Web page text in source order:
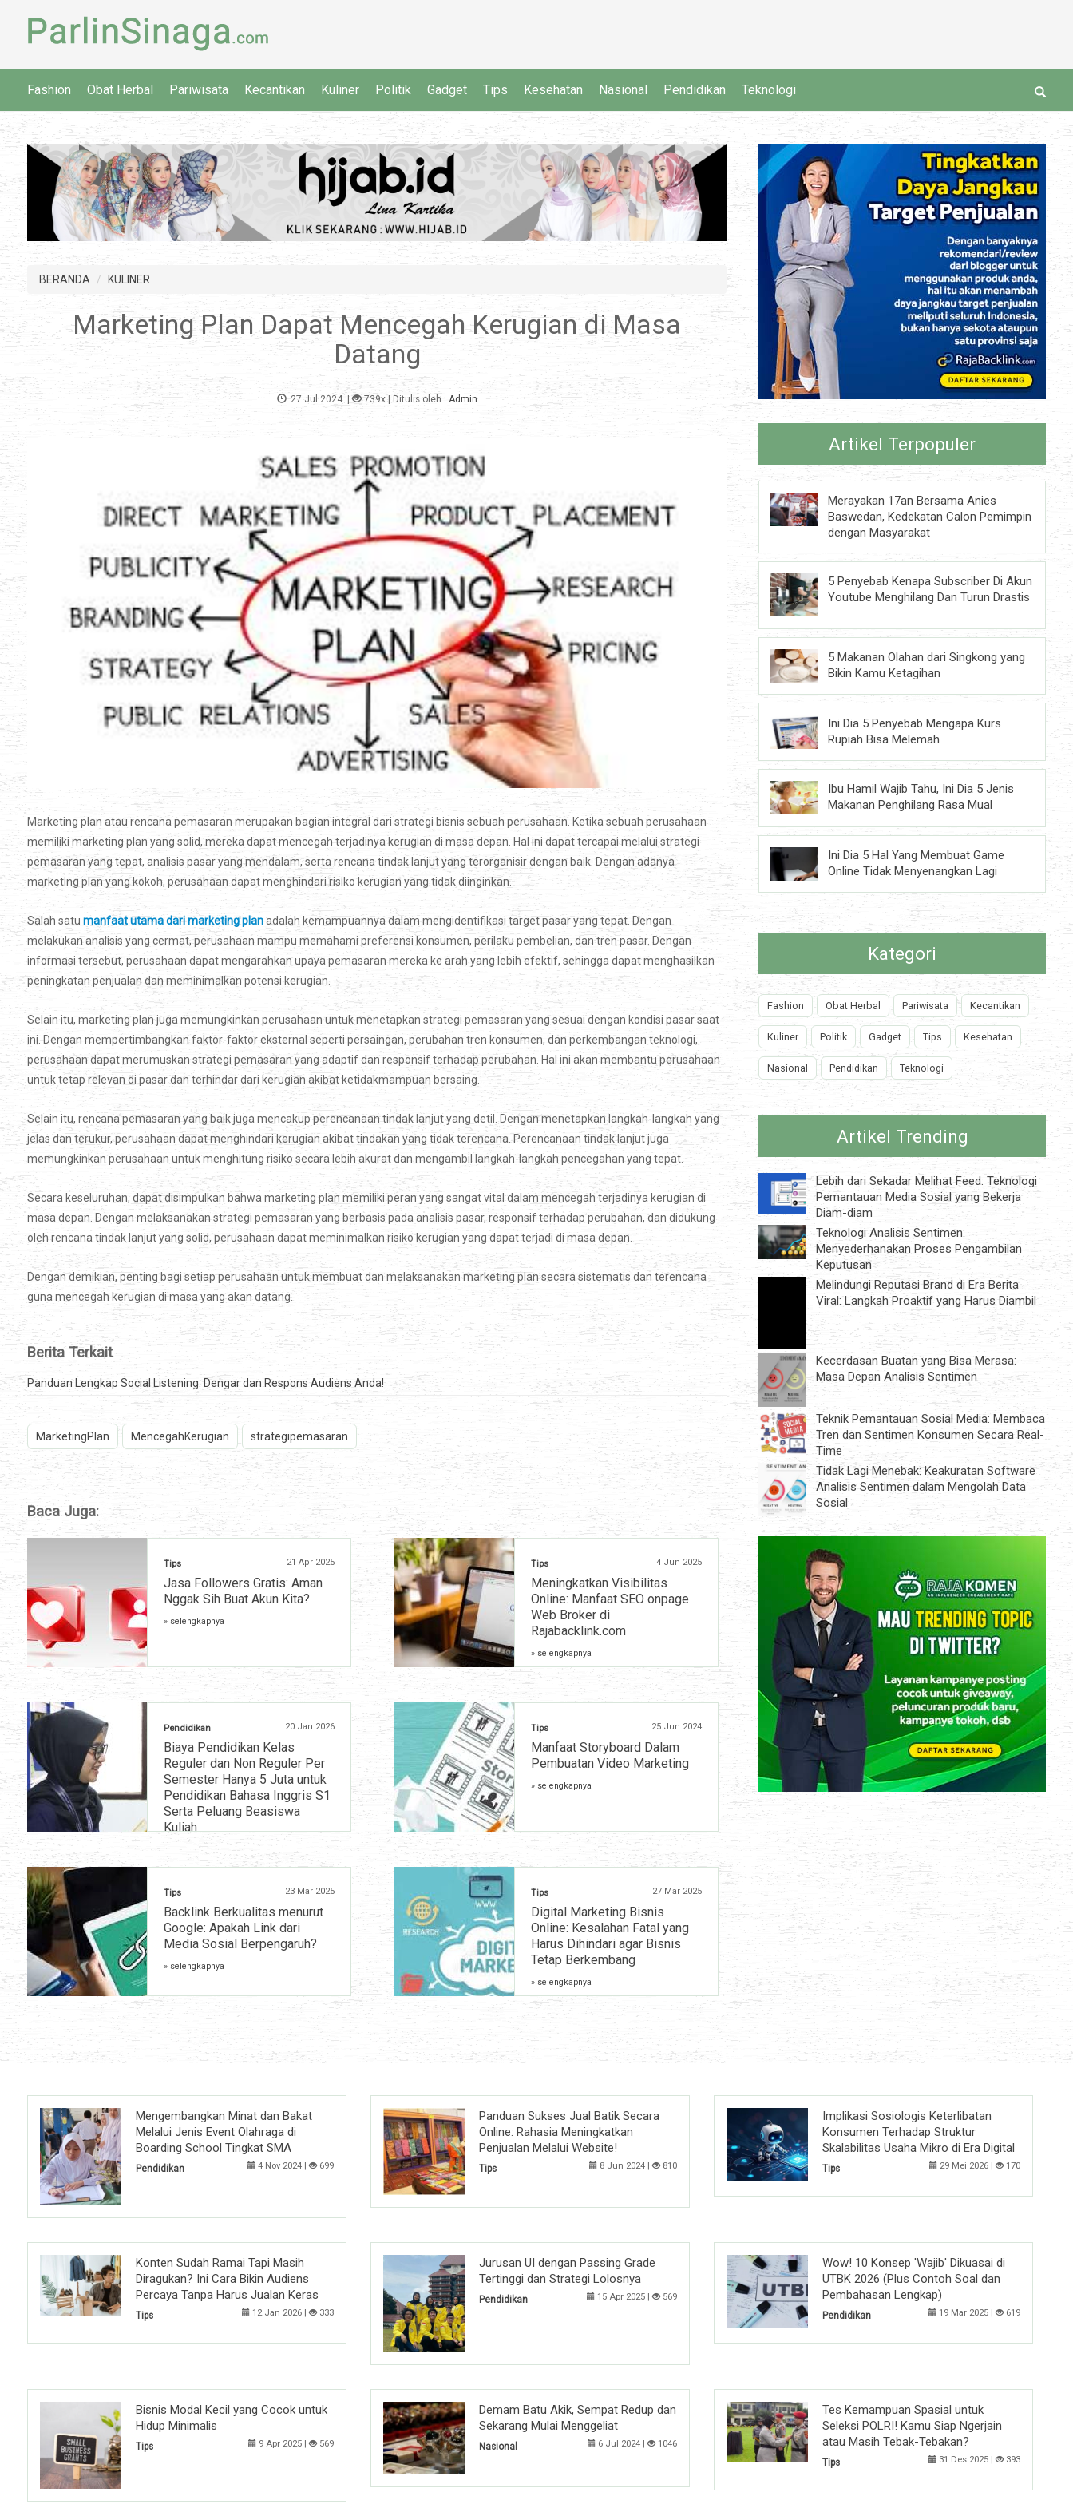
Fashion Obat Herbal Pariwisata Kecantikan Kuliner Politik Gadget Tips Kesehatan Nasional Pendidikan Teknologi
BERANDA KULINER
Marketing Plan Dapat Mencegah Kerugian di Masa
Datang
27 Jul 2024| 739x| Ditulis oleh : Admin
Marketing plan atau rencana pemasaran merupakan bagian integral dari strategi bisnis sebuah perusahaan. Ketika sebuah perusahaan
memiliki marketing plan yang solid, mereka dapat mencegah terjadinya kerugian di masa depan. Hal ini dapat tercapai melalui strategi
pemasaran yang tepat, analisis pasar yang mendalam, serta rencana tindak lanjut yang terorganisir dengan baik. Dengan adanya
marketing plan yang kokoh, perusahaan dapat menghindari risiko kerugian yang tidak diinginkan.
Salah satu manfaat utama dari marketing planadalah kemampuannya dalam mengidentifikasi target pasar yang tepat. Dengan
melakukan analisis yang cermat, perusahaan mampu memahami preferensi konsumen, perilaku pembelian, dan tren pasar. Dengan
informasi tersebut, perusahaan dapat mengarahkan upaya pemasaran mereka ke arah yang lebih efektif, sehingga dapat menghasilkan
peningkatan penjualan dan meminimalkan potensi kerugian.
Selain itu, marketing plan juga memungkinkan perusahaan untuk menetapkan strategi pemasaran yang sesuai dengan kondisi pasar saat
ini. Dengan mempertimbangkan faktor-faktor eksternal seperti persaingan, perubahan tren konsumen, dan perkembangan teknologi,
perusahaan dapat merumuskan strategi pemasaran yang adaptif dan responsif terhadap perubahan. Hal ini akan membantu perusahaan
untuk tetap relevan di pasar dan terhindar dari kerugian akibat ketidakmampuan bersaing.
Selain itu, rencana pemasaran yang baik juga mencakup perencanaan tindak lanjut yang detil. Dengan menetapkan langkah-langkah yang
jelas dan terukur, perusahaan dapat menghindari kerugian akibat tindakan yang tidak terencana. Perencanaan tindak lanjut juga
memungkinkan perusahaan untuk menghitung risiko secara lebih akurat dan mengambil langkah-langkah pencegahan yang tepat.
Secara keseluruhan, dapat disimpulkan bahwa marketing plan memiliki peran yang sangat vital dalam mencegah terjadinya kerugian di
masa depan. Dengan melaksanakan strategi pemasaran yang berbasis pada analisis pasar, responsif terhadap perubahan, dan didukung
oleh rencana tindak lanjut yang solid, perusahaan dapat meminimalkan risiko kerugian yang dapat terjadi di masa depan.
Dengan demikian, penting bagi setiap perusahaan untuk membuat dan melaksanakan marketing plan secara sistematis dan terencana
guna mencegah kerugian di masa yang akan datang.
Berita Terkait
Panduan Lengkap Social Listening: Dengar dan Respons Audiens Anda!
MarketingPlan MencegahKerugian strategipemasaran
Baca Juga:
Tips 21 Apr 2025
Jasa Followers Gratis: Aman
Nggak Sih Buat Akun Kita?
» selengkapnya
Tips 4 Jun 2025
Meningkatkan Visibilitas
Online: Manfaat SEO onpage
Web Broker di
Rajabacklink.com
» selengkapnya
Pendidikan 20 Jan 2026
Biaya Pendidikan Kelas
Reguler dan Non Reguler Per
Semester Hanya 5 Juta untuk
Pendidikan Bahasa Inggris S1
Serta Peluang Beasiswa
Kuliah
Tips 25 Jun 2024
Manfaat Storyboard Dalam
Pembuatan Video Marketing
» selengkapnya
Tips 23 Mar 2025
Backlink Berkualitas menurut
Google: Apakah Link dari
Media Sosial Berpengaruh?
» selengkapnya
Tips 27 Mar 2025
Digital Marketing Bisnis
Online: Kesalahan Fatal yang
Harus Dihindari agar Bisnis
Tetap Berkembang
» selengkapnya
Artikel Terpopuler
Merayakan 17an Bersama Anies
Baswedan, Kedekatan Calon Pemimpin
dengan Masyarakat
5 Penyebab Kenapa Subscriber Di Akun
Youtube Menghilang Dan Turun Drastis
5 Makanan Olahan dari Singkong yang
Bikin Kamu Ketagihan
Ini Dia 5 Penyebab Mengapa Kurs
Rupiah Bisa Melemah
Ibu Hamil Wajib Tahu, Ini Dia 5 Jenis
Makanan Penghilang Rasa Mual
Ini Dia 5 Hal Yang Membuat Game
Online Tidak Menyenangkan Lagi
Kategori
Fashion Obat Herbal Pariwisata Kecantikan
Kuliner Politik Gadget Tips Kesehatan
Nasional Pendidikan Teknologi
Artikel Trending
Lebih dari Sekadar Melihat Feed: Teknologi
Pemantauan Media Sosial yang Bekerja
Diam-diam
Teknologi Analisis Sentimen:
Menyederhanakan Proses Pengambilan
Keputusan
Melindungi Reputasi Brand di Era Berita
Viral: Langkah Proaktif yang Harus Diambil
Kecerdasan Buatan yang Bisa Merasa:
Masa Depan Analisis Sentimen
Teknik Pemantauan Sosial Media: Membaca
Tren dan Sentimen Konsumen Secara Real-
Time
Tidak Lagi Menebak: Keakuratan Software
Analisis Sentimen dalam Mengolah Data
Sosial
Mengembangkan Minat dan Bakat
Melalui Jenis Event Olahraga di
Boarding School Tingkat SMA
Pendidikan 4 Nov 2024 | 699
Panduan Sukses Jual Batik Secara
Online: Rahasia Meningkatkan
Penjualan Melalui Website!
Tips 8 Jun 2024 | 810
Implikasi Sosiologis Keterlibatan
Konsumen Terhadap Struktur
Skalabilitas Usaha Mikro di Era Digital
Tips 29 Mei 2026 | 170
Konten Sudah Ramai Tapi Masih
Diragukan? Ini Cara Bikin Audiens
Percaya Tanpa Harus Jualan Keras
Tips 12 Jan 2026 | 333
Jurusan UI dengan Passing Grade
Tertinggi dan Strategi Lolosnya
Pendidikan 15 Apr 2025 | 569
Wow! 10 Konsep 'Wajib' Dikuasai di
UTBK 2026 (Plus Contoh Soal dan
Pembahasan Lengkap)
Pendidikan 19 Mar 2025 | 619
Bisnis Modal Kecil yang Cocok untuk
Hidup Minimalis
Tips 9 Apr 2025 | 569
Demam Batu Akik, Sempat Redup dan
Sekarang Mulai Menggeliat
Nasional 6 Jul 2024 | 1046
Tes Kemampuan Spasial untuk
Seleksi POLRI! Kamu Siap Ngerjain
atau Masih Tebak-Tebakan?
Tips 31 Des 2025 | 393